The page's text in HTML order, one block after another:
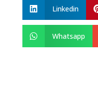
 Linkedin
 Whatsapp